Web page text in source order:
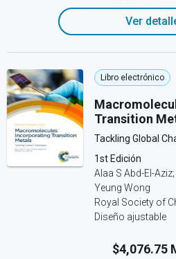
Ver
Libro electrónico
Transition
Tackling Global
1st Edición
Alaa S Abd-El-
Yeung Wong
Royal Society of
Diseño ajustable
$4,076.75